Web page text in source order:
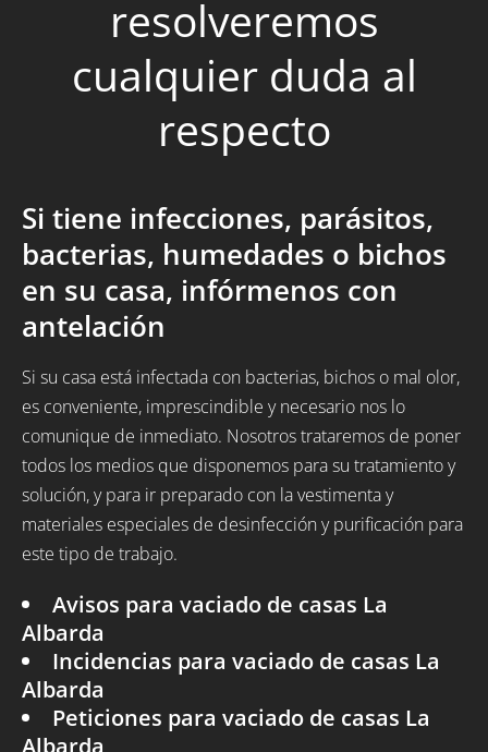
resolveremos
cualquier duda al
respecto
Si tiene infecciones, parásitos,
bacterias, humedades o bichos
en su casa, infórmenos con
antelación
Si su casa está infectada con bacterias, bichos o mal olor,
es conveniente, imprescindible y necesario nos lo
comunique de inmediato. Nosotros trataremos de poner
todos los medios que disponemos para su tratamiento y
solución, y para ir preparado con la vestimenta y
materiales especiales de desinfección y purificación para
este tipo de trabajo.
Avisos para vaciado de casas La
Albarda
Incidencias para vaciado de casas La
Albarda
Peticiones para vaciado de casas La
Albarda